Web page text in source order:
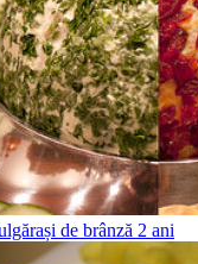
de brânză 2 ani